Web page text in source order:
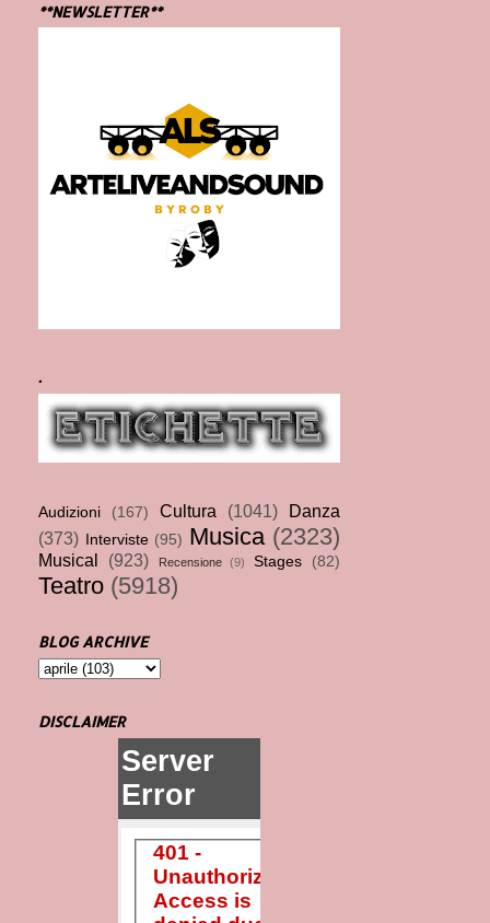
**NEWSLETTER**
.
Audizioni (167) Cultura (1041)
Danza
(373)
Interviste (95) Musica (2323)
Musical (923) Recensione (9) Stages (82)
Teatro (5918)
BLOG ARCHIVE
DISCLAIMER